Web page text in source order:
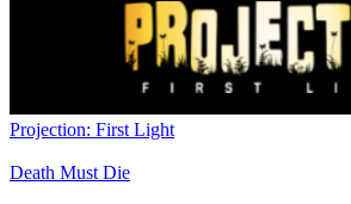
Projection: First Light
Death Must Die